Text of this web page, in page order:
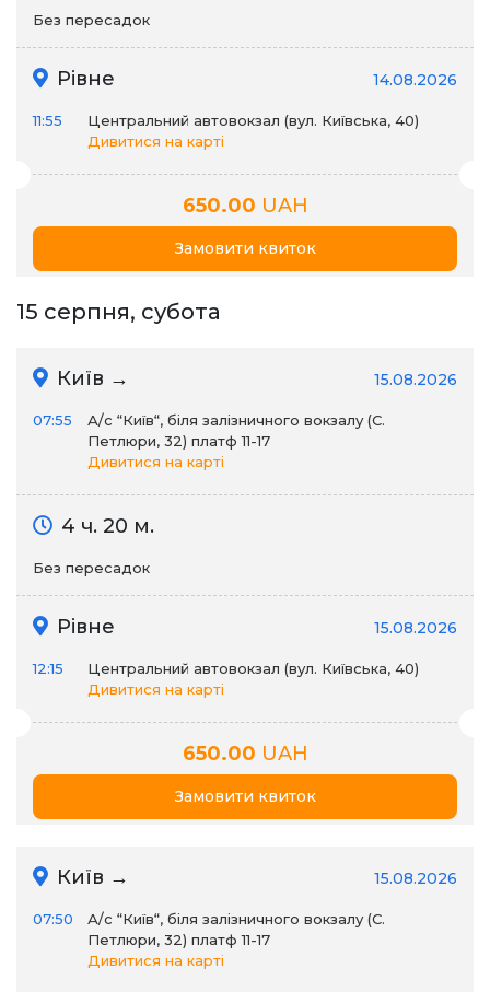
Без пересадок
Рівне 14.08.2026
11:55
Центральний автовокзал (вул. Київська, 40)
Дивитися на карті
650.00 UAH
Замовити квиток
15 серпня, субота
Київ → 15.08.2026
07:55
А/c “Київ“, біля залізничного вокзалу (С.
Петлюри, 32) платф 11-17
Дивитися на карті
4 ч. 20 м.
Без пересадок
Рівне 15.08.2026
12:15
Центральний автовокзал (вул. Київська, 40)
Дивитися на карті
650.00 UAH
Замовити квиток
Київ → 15.08.2026
07:50
А/c “Київ“, біля залізничного вокзалу (С.
Петлюри, 32) платф 11-17
Дивитися на карті